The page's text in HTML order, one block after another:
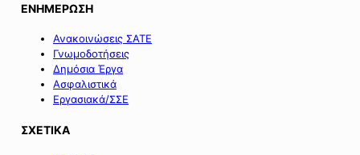
ΕΝΗΜΕΡΩΣΗ
Ανακοινώσεις ΣΑΤΕ
Γνωμοδοτήσεις
Δημόσια Έργα
Ασφαλιστικά
Εργασιακά/ΣΣΕ
ΣΧΕΤΙΚΑ